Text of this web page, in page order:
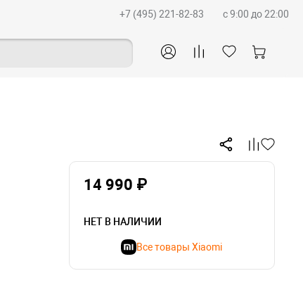
+7 (495) 221-82-83 c 9:00 до 22:00
14 990 ₽
НЕТ В НАЛИЧИИ
Все товары Xiaomi